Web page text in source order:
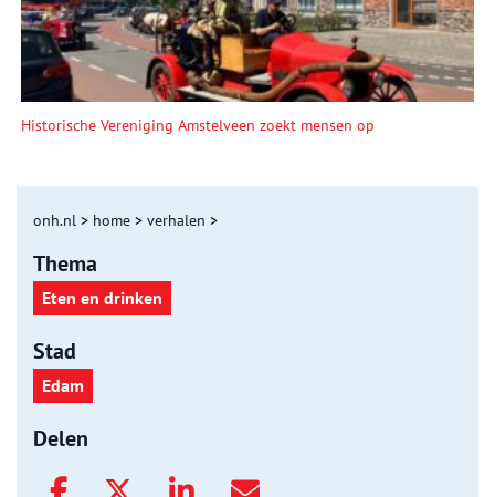
Historische Vereniging Amstelveen zoekt mensen op
onh.nl > home > verhalen >
Thema
Eten en drinken
Stad
Edam
Delen